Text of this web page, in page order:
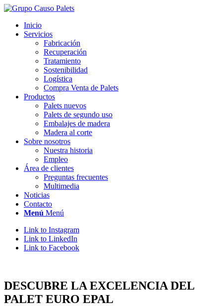
Inicio
Servicios
Fabricación
Recuperación
Tratamiento
Sostenibilidad
Logística
Compra Venta de Palets
Productos
Palets nuevos
Palets de segundo uso
Embalajes de madera
Madera al corte
Sobre nosotros
Nuestra historia
Empleo
Área de clientes
Preguntas frecuentes
Multimedia
Noticias
Contacto
Menú Menú
Link to Instagram
Link to LinkedIn
Link to Facebook
DESCUBRE LA EXCELENCIA DEL
PALET EURO EPAL